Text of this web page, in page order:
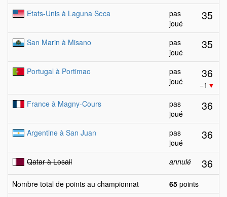
Etats-Unis à Laguna Seca
pas
joué
35
San Marin à Misano
pas
joué
35
Portugal à Portimao
pas
joué
36
−1 ▼
France à Magny-Cours
pas
joué
36
Argentine à San Juan
pas
joué
36
Qatar à Losail annulé 36
Nombre total de points au championnat 65 points